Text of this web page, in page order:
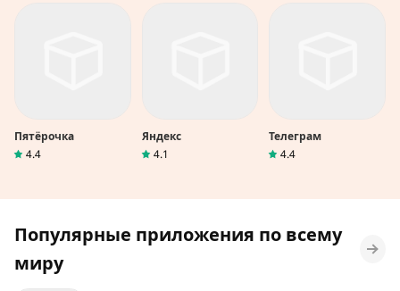
Пятёрочка
4.4
Яндекс
4.1
Телеграм
4.4
Популярные приложения по всему
миру